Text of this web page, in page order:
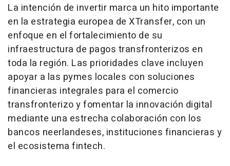
La intención de invertir marca un hito importante
en la estrategia europea de XTransfer, con un
enfoque en el fortalecimiento de su
infraestructura de pagos transfronterizos en
toda la región. Las prioridades clave incluyen
apoyar a las pymes locales con soluciones
financieras integrales para el comercio
transfronterizo y fomentar la innovación digital
mediante una estrecha colaboración con los
bancos neerlandeses, instituciones financieras y
el ecosistema fintech.